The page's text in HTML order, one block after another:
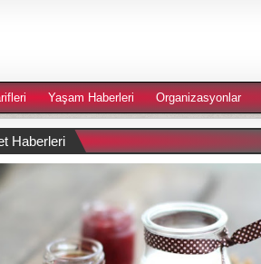
Yaşam Haberleri Organizasyonlar
Haberleri